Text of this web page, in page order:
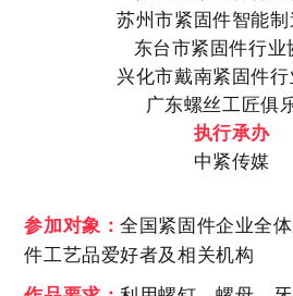
苏州市紧固件智能
东台市紧固件行业
兴化市戴南紧固件
广东螺丝工匠俱
执行承办
中紧传媒
参加对象：全国紧固件企业全
件工艺品爱好者及相关机构